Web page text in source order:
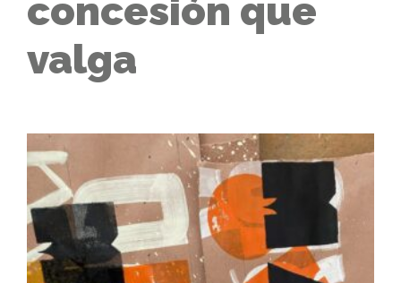
concesión que
valga